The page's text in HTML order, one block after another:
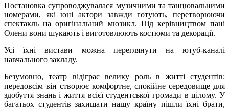
Постановка супроводжувалася музичними та танцювальними
номерами, які юні актори завжди готують, перетворюючи
спектакль на оригінальний мюзикл. Під керівництвом пані
Олени вони шукають і виготовлюють костюми та декорації.
Усі їхні вистави можна переглянути на ютуб-каналі
навчального закладу.
Безумовно, театр відіграє велику роль в житті студентів:
передовсім він створює комфортне, спокійне середовище для
здобуття знань і життя всієї студентської громади в цілому. У
багатьох студентів захищати нашу країну пішли їхні брати,